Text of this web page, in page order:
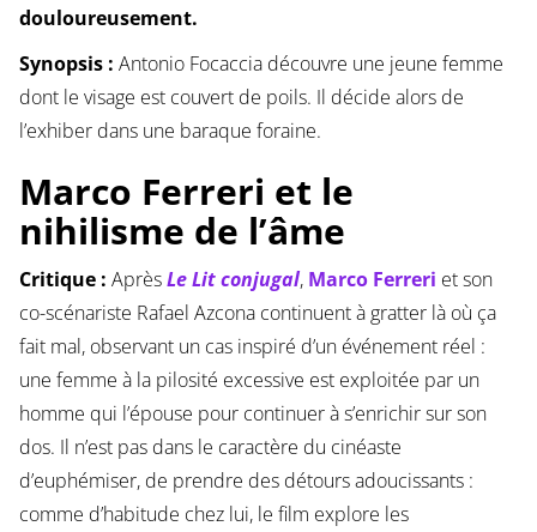
douloureusement.
Synopsis : Antonio Focaccia découvre une jeune femme
dont le visage est couvert de poils. Il décide alors de
l’exhiber dans une baraque foraine.
Marco Ferreri et le
nihilisme de l’âme
Critique : AprèsLe Lit conjugal, Marco Ferreri et son
co-scénariste Rafael Azcona continuent à gratter là où ça
fait mal, observant un cas inspiré d’un événement réel :
une femme à la pilosité excessive est exploitée par un
homme qui l’épouse pour continuer à s’enrichir sur son
dos. Il n’est pas dans le caractère du cinéaste
d’euphémiser, de prendre des détours adoucissants :
comme d’habitude chez lui, le film explore les